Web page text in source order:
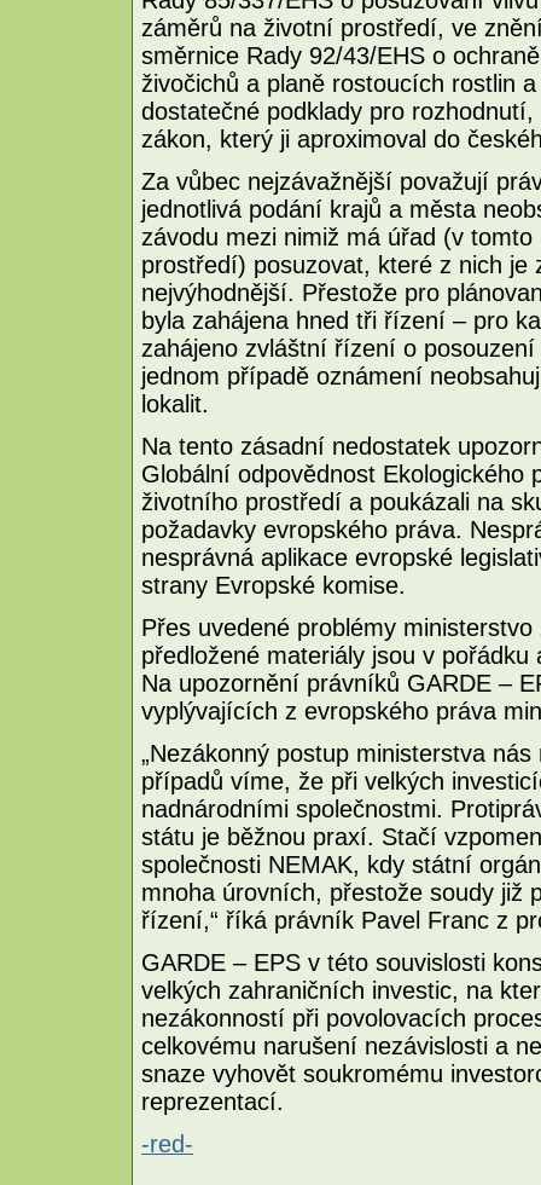
záměrů na životní prostředí, ve
směrnice Rady 92/43/EHS o
živočichů a planě rostoucích rostlin
dostatečné podklady pro
zákon, který ji aproximoval do
Za vůbec nejzávažnější považují
jednotlivá podání krajů a města
závodu mezi nimiž má úřad (v
prostředí) posuzovat, které z nich je
nejvýhodnější. Přestože pro
byla zahájena hned tři řízení – pro
zahájeno zvláštní řízení o
jednom případě oznámení
lokalit.
Na tento zásadní nedostatek
Globální odpovědnost Ekologického
životního prostředí a poukázali na
požadavky evropského práva.
nesprávná aplikace evropské
strany Evropské komise.
Přes uvedené problémy
předložené materiály jsou v
Na upozornění právníků GARDE –
vyplývajících z evropského práva
„Nezákonný postup ministerstva
případů víme, že při velkých
nadnárodními společnostmi.
státu je běžnou praxí. Stačí
společnosti NEMAK, kdy státní
mnoha úrovních, přestože soudy již
řízení,“ říká právník Pavel Franc z
GARDE – EPS v této souvislosti
velkých zahraničních investic, na
nezákonností při povolovacích
celkovému narušení nezávislosti a
snaze vyhovět soukromému
reprezentací.
-red-